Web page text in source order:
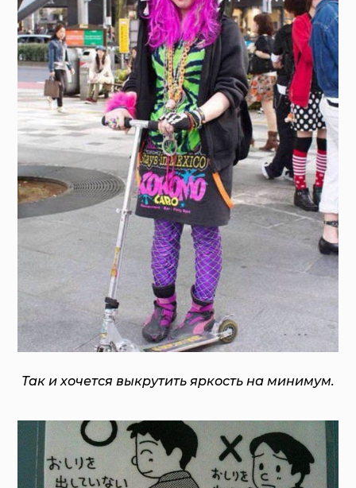
Так и хочется выкрутить яркость на минимум.